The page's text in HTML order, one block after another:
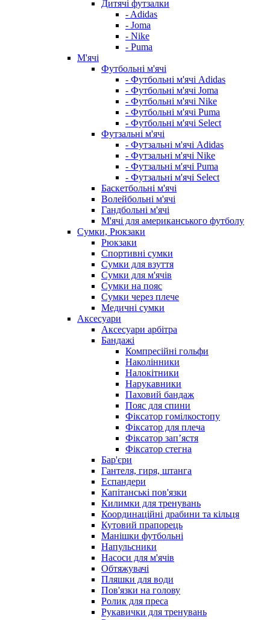
Дитячі футзалки
- Adidas
- Joma
- Nike
- Puma
М'ячі
Футбольні м'ячі
- Футбольні м'ячі Adidas
- Футбольні м'ячі Joma
- Футбольні м'ячі Nike
- Футбольні м'ячі Puma
- Футбольні м'ячі Select
Футзальні м'ячі
- Футзальні м'ячі Adidas
- Футзальні м'ячі Nike
- Футзальні м'ячі Puma
- Футзальні м'ячі Select
Баскетбольні м'ячі
Волейбольні м'ячі
Гандбольні м'ячі
М'ячі для американського футболу
Сумки, Рюкзаки
Рюкзаки
Спортивні сумки
Сумки для взуття
Сумки для м'ячів
Сумки на пояс
Сумки через плече
Медичні сумки
Аксесуари
Аксесуари арбітра
Бандажі
Компресійні гольфи
Наколінники
Налокітники
Нарукавники
Паховий бандаж
Пояс для спини
Фіксатор гомілкостопу
Фіксатор для плеча
Фіксатор запʼястя
Фіксатор стегна
Бар'єри
Гантеля, гиря, штанга
Еспандери
Капітанські пов'язки
Килимки для тренувань
Координаційні драбини та кільця
Кутовий прапорець
Манішки футбольні
Напульсники
Насоси для м'ячів
Обтяжувачі
Пляшки для води
Пов'язки на голову
Ролик для преса
Рукавички для тренувань